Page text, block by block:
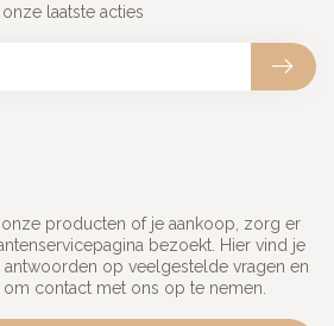
producten of je aankoop, zorg er
bezoekt. Hier vind je
op veelgestelde vragen en
contact met ons op te nemen.
laatste acties